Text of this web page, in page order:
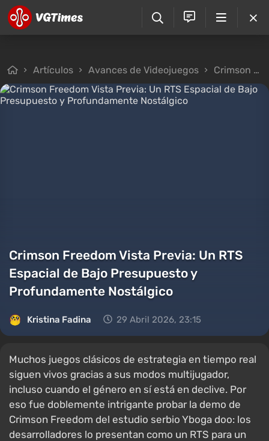
Artículos Avances de Videojuegos Crimson Freedom Vista Previa: Un RTS Espacial de Bajo Presupuesto y Profundamente Nostálgico
Crimson Freedom Vista Previa: Un RTS
Espacial de Bajo Presupuesto y
Profundamente Nostálgico
Kristina Fadina 29 Abril 2026, 23:15
Muchos juegos clásicos de estrategia en tiempo real
siguen vivos gracias a sus modos multijugador,
incluso cuando el género en sí está en declive. Por
eso fue doblemente intrigante probar la demo de
Crimson Freedom del estudio serbio Yboga doo: los
desarrolladores lo presentan como un RTS para un